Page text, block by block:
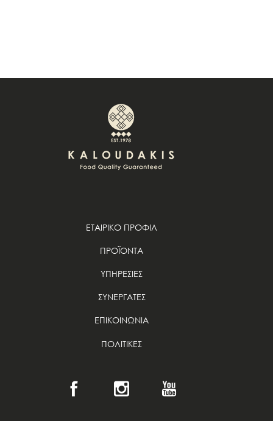
ΕΤΑΙΡΙΚΟ ΠΡΟΦΙΛ
ΠΡΟΪΟΝΤΑ
ΥΠΗΡΕΣΙΕΣ
ΣΥΝΕΡΓΑΤΕΣ
ΕΠΙΚΟΙΝΩΝΙΑ
ΠΟΛΙΤΙΚΕΣ